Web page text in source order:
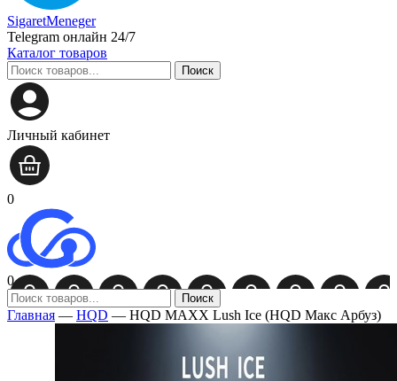
SigaretMeneger
Telegram онлайн 24/7
Каталог товаров
Поиск
Личный кабинет
0
0
Поиск
Главная — HQD — HQD MAXX Lush Ice (HQD Макс Арбуз)